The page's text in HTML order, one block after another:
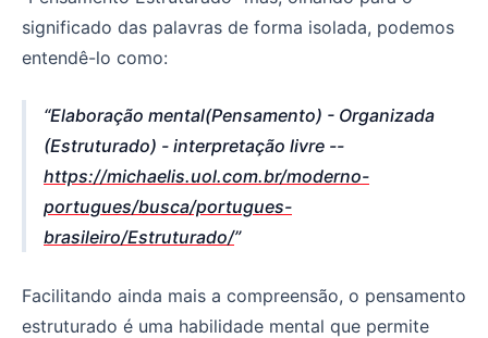
significado das palavras de forma isolada, podemos
entendê-lo como:
Elaboração mental(Pensamento) - Organizada
(Estruturado) - interpretação livre --
https://michaelis.uol.com.br/moderno-
portugues/busca/portugues-
brasileiro/Estruturado/
Facilitando ainda mais a compreensão, o pensamento
estruturado é uma habilidade mental que permite